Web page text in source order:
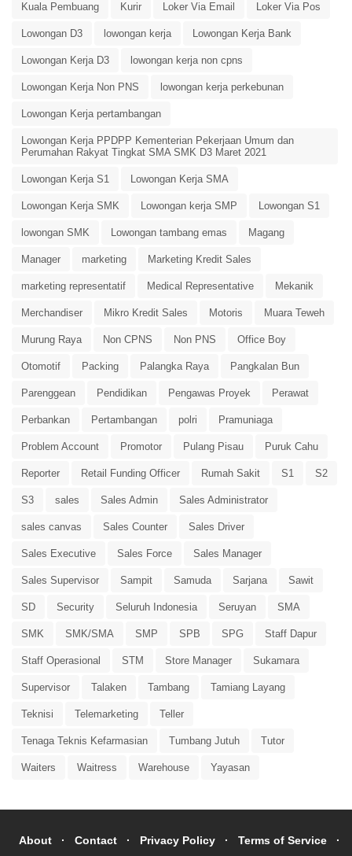
Kuala Pembuang Kurir Loker Via Email Loker Via Pos
Lowongan D3 lowongan kerja Lowongan Kerja Bank
Lowongan Kerja D3 lowongan kerja non cpns
Lowongan Kerja Non PNS lowongan kerja perkebunan
Lowongan Kerja pertambangan
Lowongan Kerja PPDPP Kementerian Pekerjaan Umum dan
Perumahan Rakyat Tingkat SMA SMK D3 Maret 2021
Lowongan Kerja S1 Lowongan Kerja SMA
Lowongan Kerja SMK Lowongan kerja SMP Lowongan S1
lowongan SMK Lowongan tambang emas Magang
Manager marketing Marketing Kredit Sales
marketing representatif Medical Representative Mekanik
Merchandiser Mikro Kredit Sales Motoris Muara Teweh
Murung Raya Non CPNS Non PNS Office Boy
Otomotif Packing Palangka Raya Pangkalan Bun
Parenggean Pendidikan Pengawas Proyek Perawat
Perbankan Pertambangan polri Pramuniaga
Problem Account Promotor Pulang Pisau Puruk Cahu
Reporter Retail Funding Officer Rumah Sakit S1 S2
S3 sales Sales Admin Sales Administrator
sales canvas Sales Counter Sales Driver
Sales Executive Sales Force Sales Manager
Sales Supervisor Sampit Samuda Sarjana Sawit
SD Security Seluruh Indonesia Seruyan SMA
SMK SMK/SMA SMP SPB SPG Staff Dapur
Staff Operasional STM Store Manager Sukamara
Supervisor Talaken Tambang Tamiang Layang
Teknisi Telemarketing Teller
Tenaga Teknis Kefarmasian Tumbang Jutuh Tutor
Waiters Waitress Warehouse Yayasan
About Contact Privacy Policy Terms of Service